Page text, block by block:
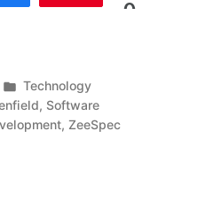
0
Posted
in
Technology
, Software
, ZeeSpec